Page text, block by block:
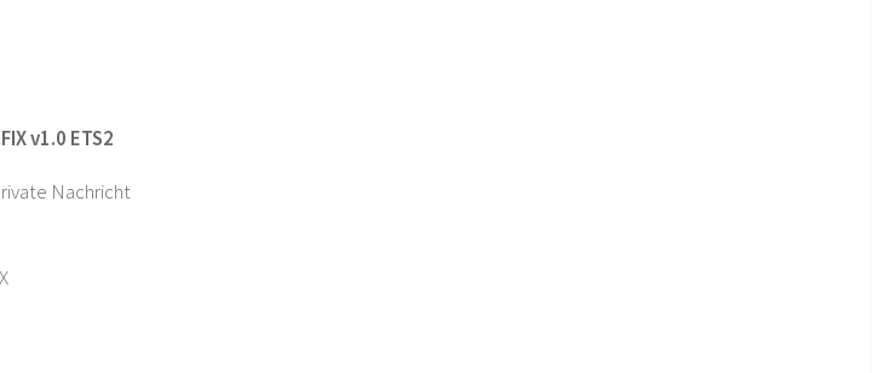
v1.0 ETS2
Nachricht